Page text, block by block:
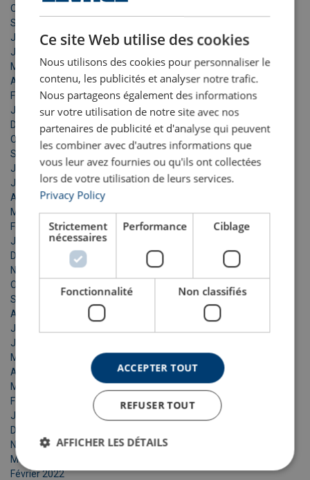
Octobre 2025
Septembre 2025
Juillet 2025
Juin 2025
Mai 2025
Avril 2025
Février 2025
Janvier 2025
Décembre 2024
Octobre 2024
Septembre 2024
Juillet 2024
Juin 2024
Avril 2024
Mars 2024
Février 2024
Janvier 2024
Décembre 2023
Novembre 2023
Octobre 2023
Septembre 2023
Août 2023
Juillet 2023
Juin 2023
Mai 2023
Avril 2023
Mars 2023
Février 2023
Janvier 2023
Décembre 2022
Novembre 2022
Mars 2022
Février 2022
Ce site Web utilise des cookies
Nous utilisons des cookies pour personnaliser le
contenu, les publicités et analyser notre trafic.
Nous partageons également des informations
sur votre utilisation de notre site avec nos
partenaires de publicité et d'analyse qui peuvent
les combiner avec d'autres informations que
vous leur avez fournies ou qu'ils ont collectées
lors de votre utilisation de leurs services.
Privacy Policy
Strictement
nécessaires
Performance Ciblage
Fonctionnalité Non classifiés
ACCEPTER TOUT
REFUSER TOUT
AFFICHER LES DÉTAILS